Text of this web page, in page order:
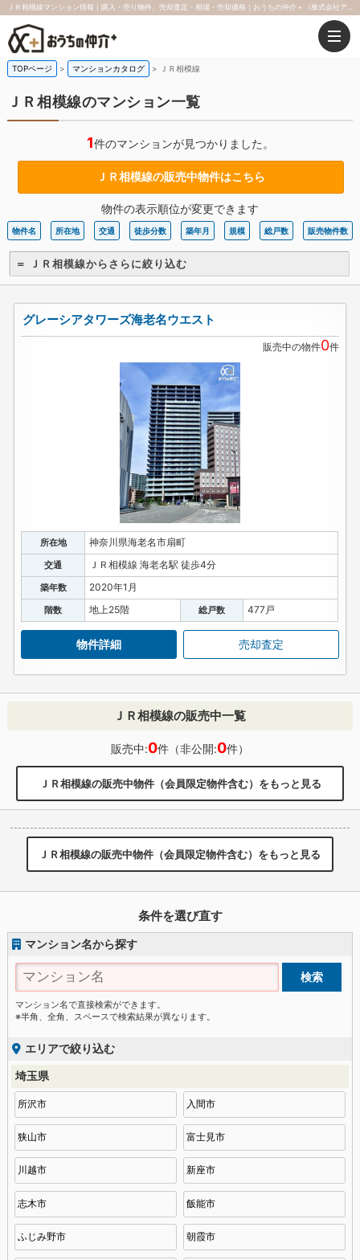
TOPページ マンションカタログ ＪＲ相模線
ＪＲ相模線のマンション一覧
1件のマンションが見つかりました。
ＪＲ相模線の販売中物件はこちら
物件の表示順位が変更できます
物件名 所在地 交通 徒歩分数 築年月 規模 総戸数 販売物件数
＝ ＪＲ相模線からさらに絞り込む
グレーシアタワーズ海老名ウエスト
販売中の物件0件
所在地 神奈川県海老名市扇町
交通 ＪＲ相模線 海老名駅 徒歩4分
築年数 2020年1月
階数 地上25階 総戸数 477戸
物件詳細 売却査定
ＪＲ相模線の販売中一覧
販売中:0件（非公開:0件）
ＪＲ相模線の販売中物件（会員限定物件含む）をもっと見る
ＪＲ相模線の販売中物件（会員限定物件含む）をもっと見る
条件を選び直す
マンション名から探す
マンション名で直接検索ができます。
※半角、全角、スペースで検索結果が異なります。
エリアで絞り込む
埼玉県
所沢市 入間市
狭山市 富士見市
川越市 新座市
志木市 飯能市
ふじみ野市 朝霞市